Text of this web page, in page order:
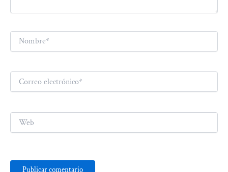
Nombre*
electrónico*
Web